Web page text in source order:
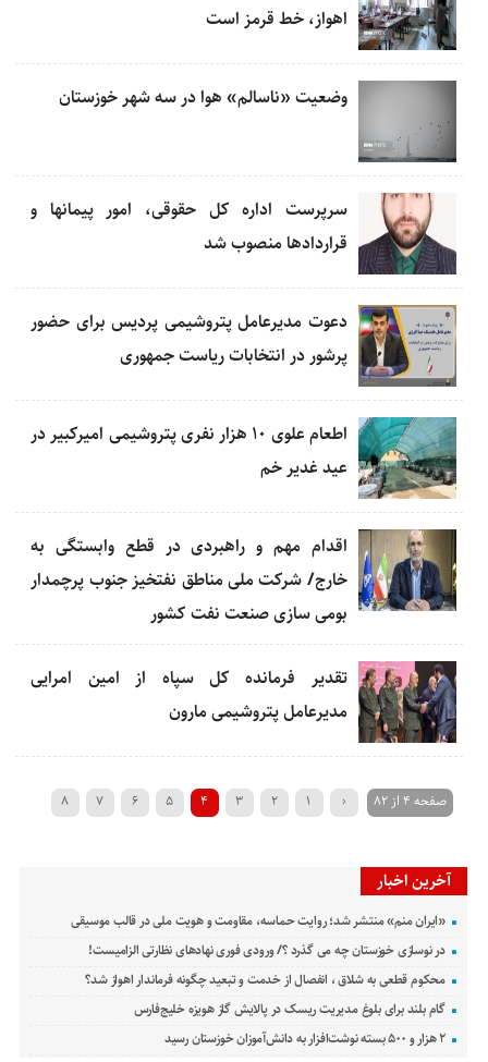
اهواز، خط قرمز است
وضعیت «ناسالم» هوا در سه شهر خوزستان
سرپرست اداره کل حقوقی، امور پیمانها و
قراردادها منصوب شد
دعوت مدیرعامل پتروشیمی پردیس برای حضور
پرشور در انتخابات ریاست جمهوری
اطعام علوی ۱۰ هزار نفری پتروشیمی امیرکبیر در
عید غدیر خم
اقدام مهم و راهبردی در قطع وابستگی به
خارج/ شركت ملی مناطق نفتخیز جنوب پرچمدار
بومی سازی صنعت نفت كشور
تقدیر فرمانده کل سپاه از امین امرایی
مدیرعامل پتروشیمی مارون
صفحه 4 از 82 ‹
1
2
3
4
5
6
7
8
آخرین اخبار
«ایران منم» منتشر شد؛ روایت حماسه، مقاومت و هویت ملی در قالب موسیقی
در نوسازی خوزستان چه می گذرد ؟/ ورودی فوری نهادهای نظارتی الزامیست!
محکوم قطعی به شلاق ، انفصال از خدمت و تبعید چگونه فرماندار اهواز شد؟
گام بلند برای بلوغ مدیریت ریسک در پالایش گاز هویزه خلیج‌فارس
۲ هزار و ۵۰۰ بسته نوشت‌افزار به دانش‌آموزان خوزستان رسید